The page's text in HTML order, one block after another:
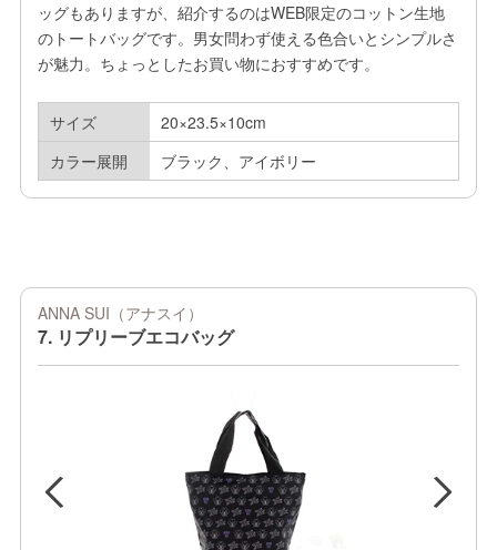
ッグもありますが、紹介するのはWEB限定のコットン生地
のトートバッグです。男女問わず使える色合いとシンプルさ
が魅力。ちょっとしたお買い物におすすめです。
サイズ
20×23.5×10cm
カラー展開
ブラック、アイボリー
ANNA SUI（アナスイ）
7. リプリーブエコバッグ